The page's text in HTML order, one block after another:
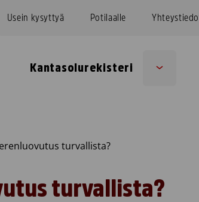
Usein kysyttyä Potilaalle
Kantasolurekisteri
turvallista?
turvallista?